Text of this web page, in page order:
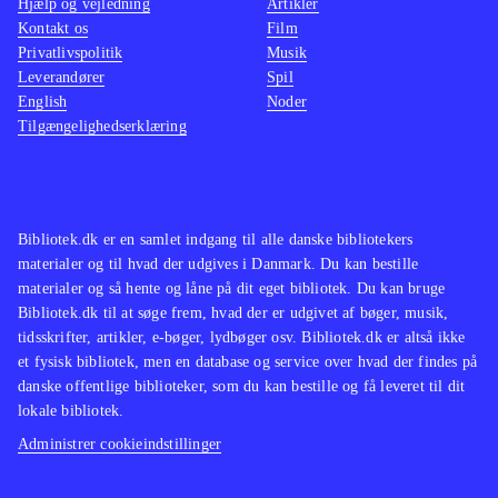
birds trilogy som indeholder alle de
originale baner plus "Rio" og
"Seasons"
Angry birds er stadig et fantastisk
underholdende koncept og med Star
Bibliotek.dk er en samlet indgang til alle danske bibliotekers
materialer og til hvad der udgives i Danmark. Du kan bestille
materialer og så hente og låne på dit eget bibliotek. Du kan bruge
Bibliotek.dk til at søge frem, hvad der er udgivet af bøger, musik,
tidsskrifter, artikler, e-bøger, lydbøger osv. Bibliotek.dk er altså ikke
et fysisk bibliotek, men en database og service over hvad der findes på
danske offentlige biblioteker, som du kan bestille og få leveret til dit
lokale bibliotek.
Administrer cookieindstillinger
Hjælp og vejledning
Kontakt os
Privatlivspolitik
Leverandører
English
Tilgængelighedserklæring
Artikler
Film
Musik
Spil
Noder